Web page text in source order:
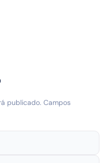
publicado. Campos